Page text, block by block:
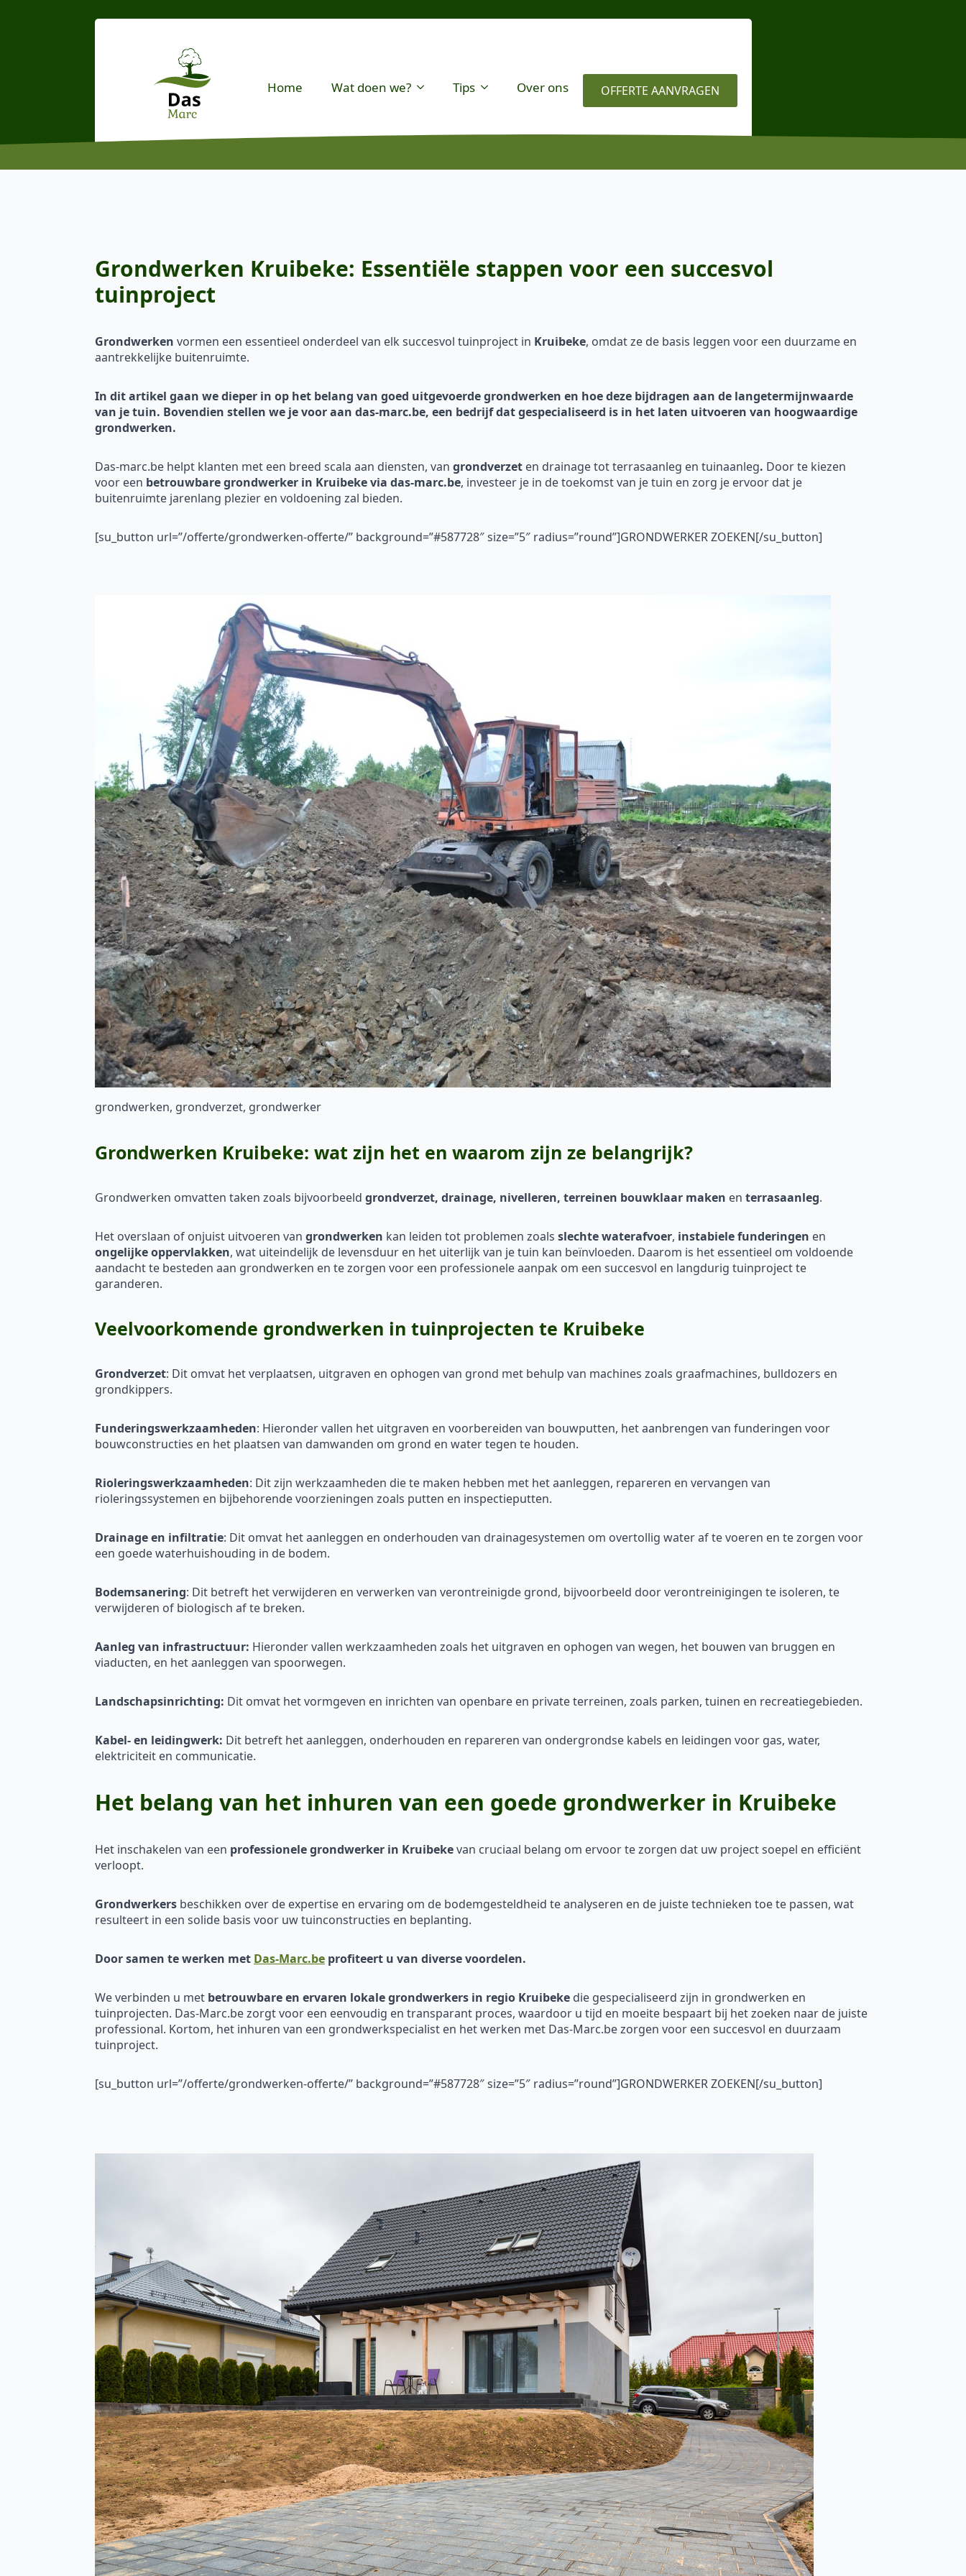
Home Wat doen we? Tips Over ons OFFERTE AANVRAGEN
Grondwerken Kruibeke: Essentiële stappen voor een succesvol
tuinproject
Grondwerken vormen een essentieel onderdeel van elk succesvol tuinproject in Kruibeke, omdat ze de basis leggen voor een duurzame en
aantrekkelijke buitenruimte.
In dit artikel gaan we dieper in op het belang van goed uitgevoerde grondwerken en hoe deze bijdragen aan de langetermijnwaarde
van je tuin. Bovendien stellen we je voor aan das-marc.be, een bedrijf dat gespecialiseerd is in het laten uitvoeren van hoogwaardige
grondwerken.
Das-marc.be helpt klanten met een breed scala aan diensten, van grondverzet en drainage tot terrasaanleg en tuinaanleg. Door te kiezen
voor een betrouwbare grondwerker in Kruibeke via das-marc.be, investeer je in de toekomst van je tuin en zorg je ervoor dat je
buitenruimte jarenlang plezier en voldoening zal bieden.
[su_button url=”/offerte/grondwerken-offerte/” background=”#587728″ size=”5″ radius=”round”]GRONDWERKER ZOEKEN[/su_button]
grondwerken, grondverzet, grondwerker
Grondwerken Kruibeke: wat zijn het en waarom zijn ze belangrijk?
Grondwerken omvatten taken zoals bijvoorbeeld grondverzet, drainage, nivelleren, terreinen bouwklaar maken en terrasaanleg.
Het overslaan of onjuist uitvoeren van grondwerken kan leiden tot problemen zoals slechte waterafvoer, instabiele funderingen en
ongelijke oppervlakken, wat uiteindelijk de levensduur en het uiterlijk van je tuin kan beïnvloeden. Daarom is het essentieel om voldoende
aandacht te besteden aan grondwerken en te zorgen voor een professionele aanpak om een succesvol en langdurig tuinproject te
garanderen.
Veelvoorkomende grondwerken in tuinprojecten te Kruibeke
Grondverzet: Dit omvat het verplaatsen, uitgraven en ophogen van grond met behulp van machines zoals graafmachines, bulldozers en
grondkippers.
Funderingswerkzaamheden: Hieronder vallen het uitgraven en voorbereiden van bouwputten, het aanbrengen van funderingen voor
bouwconstructies en het plaatsen van damwanden om grond en water tegen te houden.
Rioleringswerkzaamheden: Dit zijn werkzaamheden die te maken hebben met het aanleggen, repareren en vervangen van
rioleringssystemen en bijbehorende voorzieningen zoals putten en inspectieputten.
Drainage en infiltratie: Dit omvat het aanleggen en onderhouden van drainagesystemen om overtollig water af te voeren en te zorgen voor
een goede waterhuishouding in de bodem.
Bodemsanering: Dit betreft het verwijderen en verwerken van verontreinigde grond, bijvoorbeeld door verontreinigingen te isoleren, te
verwijderen of biologisch af te breken.
Aanleg van infrastructuur: Hieronder vallen werkzaamheden zoals het uitgraven en ophogen van wegen, het bouwen van bruggen en
viaducten, en het aanleggen van spoorwegen.
Landschapsinrichting: Dit omvat het vormgeven en inrichten van openbare en private terreinen, zoals parken, tuinen en recreatiegebieden.
Kabel- en leidingwerk: Dit betreft het aanleggen, onderhouden en repareren van ondergrondse kabels en leidingen voor gas, water,
elektriciteit en communicatie.
Het belang van het inhuren van een goede grondwerker in Kruibeke
Het inschakelen van een professionele grondwerker in Kruibekevan cruciaal belang om ervoor te zorgen dat uw project soepel en efficiënt
verloopt.
Grondwerkers beschikken over de expertise en ervaring om de bodemgesteldheid te analyseren en de juiste technieken toe te passen, wat
resulteert in een solide basis voor uw tuinconstructies en beplanting.
Door samen te werken met Das-Marc.be profiteert u van diverse voordelen.
We verbinden u met betrouwbare en ervaren lokalegrondwerkers in regio Kruibeke die gespecialiseerd zijn in grondwerken en
tuinprojecten. Das-Marc.be zorgt voor een eenvoudig en transparant proces, waardoor u tijd en moeite bespaart bij het zoeken naar de juiste
professional. Kortom, het inhuren van een grondwerkspecialist en het werken met Das-Marc.be zorgen voor een succesvol en duurzaam
tuinproject.
[su_button url=”/offerte/grondwerken-offerte/” background=”#587728″ size=”5″ radius=”round”]GRONDWERKER ZOEKEN[/su_button]